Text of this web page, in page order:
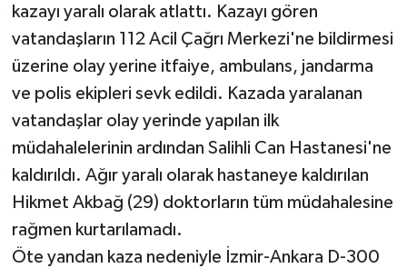
kazayı yaralı olarak atlattı. Kazayı gören
vatandaşların 112 Acil Çağrı Merkezi'ne bildirmesi
üzerine olay yerine itfaiye, ambulans, jandarma
ve polis ekipleri sevk edildi. Kazada yaralanan
vatandaşlar olay yerinde yapılan ilk
müdahalelerinin ardından Salihli Can Hastanesi'ne
kaldırıldı. Ağır yaralı olarak hastaneye kaldırılan
Hikmet Akbağ (29) doktorların tüm müdahalesine
rağmen kurtarılamadı.
Öte yandan kaza nedeniyle İzmir-Ankara D-300